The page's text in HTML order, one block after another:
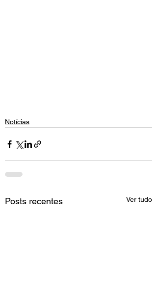
Notícias
Posts recentes Ver tudo